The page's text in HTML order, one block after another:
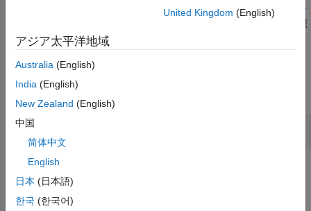
ルール違反を想定していてもその違反が表示されない場合、
コー
を参照
します。
例
すべて展開する
チェック情報
グループ:総称選択
United Kingdom (English)
アジア太平洋地域
Australia (English)
India (English)
New Zealand (English)
中国
简体中文
English
日本 (日本語)
한국 (한국어)